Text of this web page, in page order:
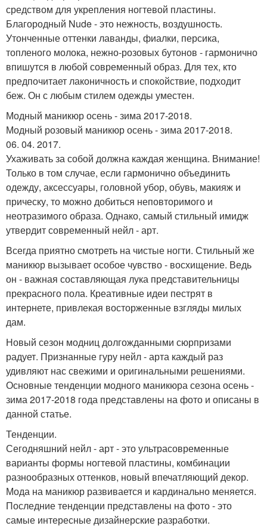
средством для укрепления ногтевой пластины.
Благородный Nude - это нежность, воздушность.
Утонченные оттенки лаванды, фиалки, персика,
топленого молока, нежно-розовых бутонов - гармонично
впишутся в любой современный образ. Для тех, кто
предпочитает лаконичность и спокойствие, подходит
беж. Он с любым стилем одежды уместен.
Модный маникюр осень - зима 2017-2018.
Модный розовый маникюр осень - зима 2017-2018.
06. 04. 2017.
Ухаживать за собой должна каждая женщина. Внимание!
Только в том случае, если гармонично объединить
одежду, аксессуары, головной убор, обувь, макияж и
прическу, то можно добиться неповторимого и
неотразимого образа. Однако, самый стильный имидж
утвердит современный нейл - арт.
Всегда приятно смотреть на чистые ногти. Стильный же
маникюр вызывает особое чувство - восхищение. Ведь
он - важная составляющая лука представительницы
прекрасного пола. Креативные идеи пестрят в
интернете, привлекая восторженные взгляды милых
дам.
Новый сезон модниц долгожданными сюрпризами
радует. Признанные гуру нейл - арта каждый раз
удивляют нас свежими и оригинальными решениями.
Основные тенденции модного маникюра сезона осень -
зима 2017-2018 года представлены на фото и описаны в
данной статье.
Тенденции.
Сегодняшний нейл - арт - это ультрасовременные
варианты формы ногтевой пластины, комбинации
разнообразных оттенков, новый впечатляющий декор.
Мода на маникюр развивается и кардинально меняется.
Последние тенденции представлены на фото - это
самые интересные дизайнерские разработки.